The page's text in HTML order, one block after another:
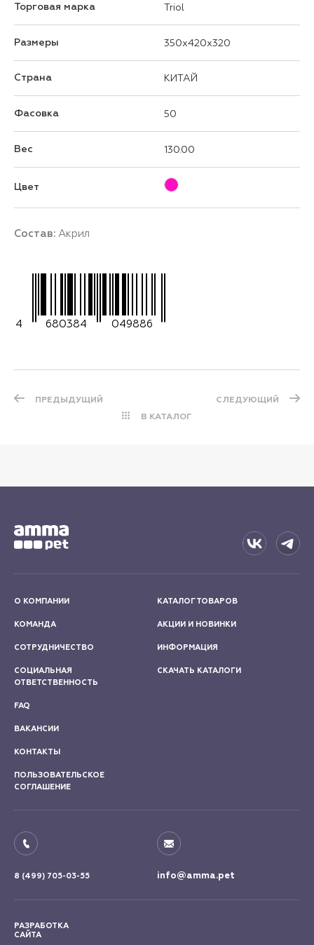
Торговая марка Triol
Размеры 350x420x320
Страна КИТАЙ
Фасовка 50
Вес 130.00
Цвет
Состав: Акрил
4 680384 049886
ПРЕДЫДУЩИЙ
В КАТАЛОГ
СЛЕДУЮЩИЙ
О КОМПАНИИ
КОМАНДА
СОТРУДНИЧЕСТВО
СОЦИАЛЬНАЯ
ОТВЕТСТВЕННОСТЬ
КАТАЛОГ ТОВАРОВ
АКЦИИ И НОВИНКИ
ИНФОРМАЦИЯ
СКАЧАТЬ КАТАЛОГИ
FAQ
ВАКАНСИИ
КОНТАКТЫ
ПОЛЬЗОВАТЕЛЬСКОЕ
СОГЛАШЕНИЕ
8 (499) 705-03-55 info@amma.pet
РАЗРАБОТКА
САЙТА